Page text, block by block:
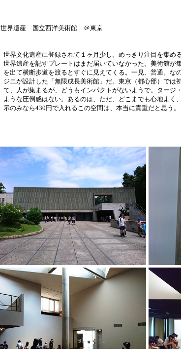
世界遺産 国立西洋美術館 ＠東京
世界文化遺産に登録されて１ヶ月少し。めっきり注目を集め
世界遺産を記すプレートはまだ届いていなかった。美術館が
を出て横断歩道を渡るとすぐに見えてくる。一見、普通。な
ジエが設計した「無限成長美術館」だ。東京（都心部）では
て、人が集まるが、どうもインパクトがないようで。タージ
ような圧倒感はない。あるのは、ただ、どこまでも心地よく
示のみなら430円で入れるこの空間は、本当に貴重だと思う。